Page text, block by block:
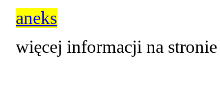
aneks
więcej informacji na stronie